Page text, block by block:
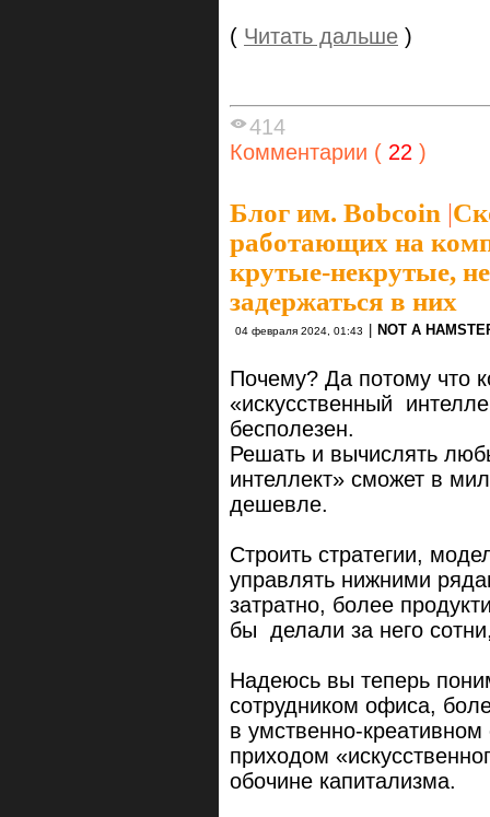
( Читать дальше )
414
Комментарии ( 22 )
Блог им. Bobcoin |
работающих на
крутые-некрутые,
задержаться в них
04 февраля 2024, 01:43 | NOT A
Почему? Да потому что
«искусственный
бесполезен.
Решать и вычислять
интеллект» сможет в
дешевле.
Строить стратегии,
управлять нижними
затратно, более
бы делали за него
Надеюсь вы теперь
сотрудником офиса,
в умственно-
приходом
обочине капитализма.